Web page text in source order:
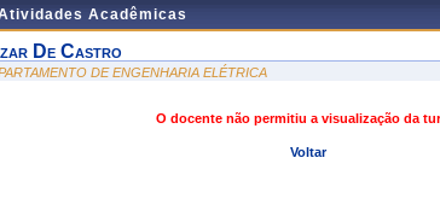
Acadêmicas
De Castro
DE ENGENHARIA ELÉTRICA
O docente não permitiu a visualização da
Voltar